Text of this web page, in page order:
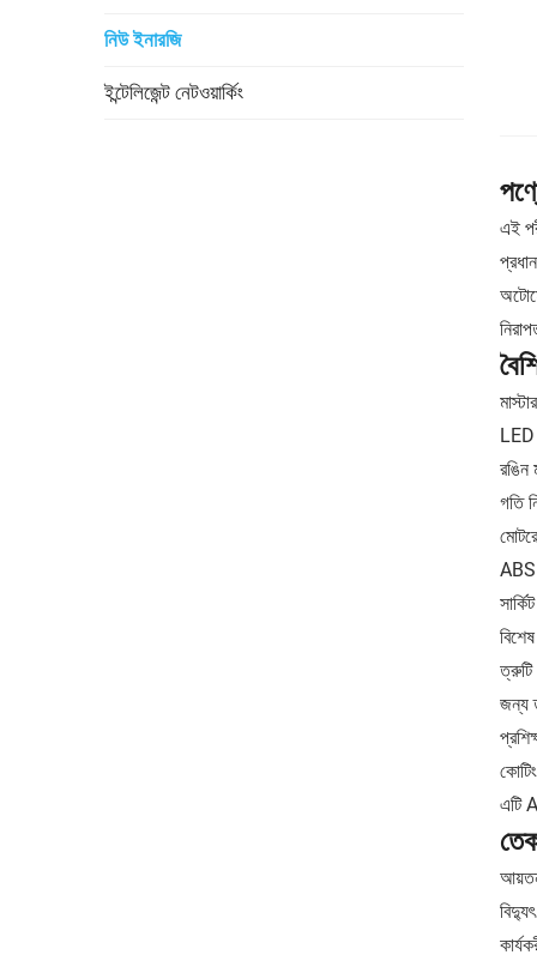
নিউ ইনারজি
ইন্টেলিজেন্ট নেটওয়ার্কিং
এই
LED
রঙিন
গতি
ABS
ত্রুটি
জন্য
এটি